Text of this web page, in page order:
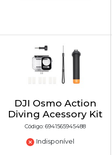
DJI Osmo Action
Diving Acessory Kit
Código: 6941565945488
Indisponível